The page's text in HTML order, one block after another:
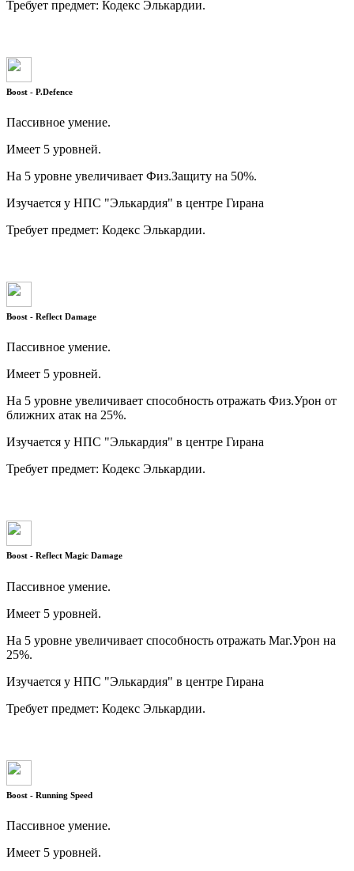
Требует предмет: Кодекс Элькардии.
Boost - P.Defence
Пассивное умение.
Имеет 5 уровней.
На 5 уровне увеличивает Физ.Защиту на 50%.
Изучается у НПС "Элькардия" в центре Гирана
Требует предмет: Кодекс Элькардии.
Boost - Reflect Damage
Пассивное умение.
Имеет 5 уровней.
На 5 уровне увеличивает способность отражать Физ.Урон от
ближних атак на 25%.
Изучается у НПС "Элькардия" в центре Гирана
Требует предмет: Кодекс Элькардии.
Boost - Reflect Magic Damage
Пассивное умение.
Имеет 5 уровней.
На 5 уровне увеличивает способность отражать Маг.Урон на
25%.
Изучается у НПС "Элькардия" в центре Гирана
Требует предмет: Кодекс Элькардии.
Boost - Running Speed
Пассивное умение.
Имеет 5 уровней.